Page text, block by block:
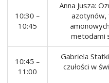
10:30 –
10:45
Anna Jusza:
azotynów,
metodami
10:45 –
11:00
Gabriela
czułości w